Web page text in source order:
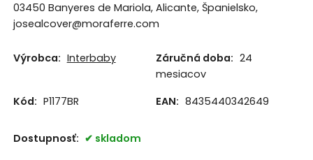
03450 Banyeres de Mariola, Alicante, Španielsko,
josealcover@moraferre.com
Výrobca: Interbaby Záručná doba: 24
mesiacov
Kód: P1177BR EAN: 8435440342649
Dostupnosť: skladom